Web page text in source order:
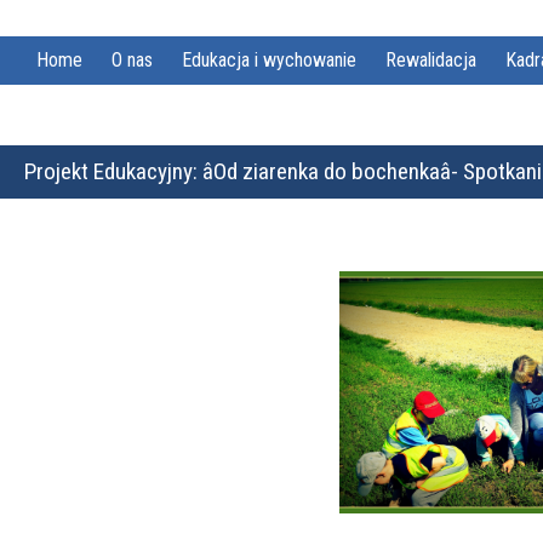
Home O nas Edukacja i wychowanie Rewalidacja
Projekt Edukacyjny: âOd ziarenka do bochenkaâ-